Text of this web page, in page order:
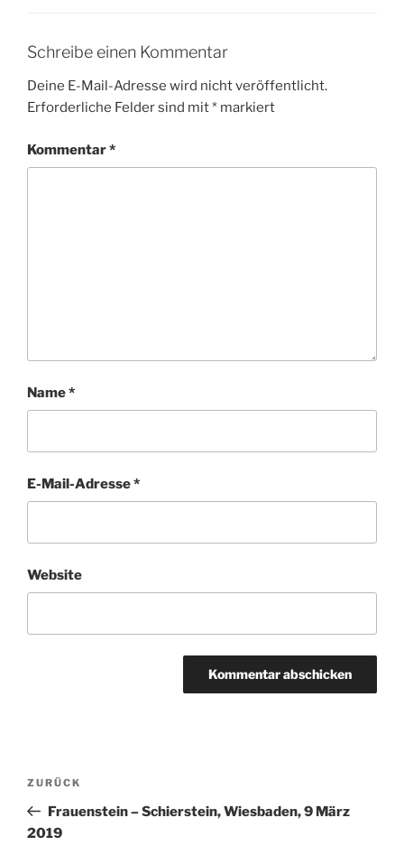
Schreibe einen Kommentar
Deine E-Mail-Adresse wird nicht veröffentlicht.
Erforderliche Felder sind mit* markiert
Kommentar*
Name*
E-Mail-Adresse*
Website
Beitragsnavigation
Vorheriger
Beitrag
ZURÜCK
Frauenstein – Schierstein, Wiesbaden, 9 März
2019